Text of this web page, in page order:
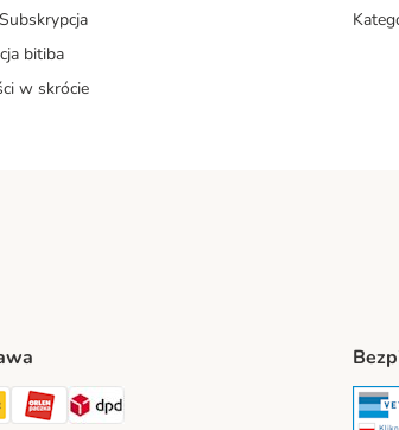
bitiba
w skrócie
Method
InPost Shipping Method
ORLEN Paczka. Shipping Method